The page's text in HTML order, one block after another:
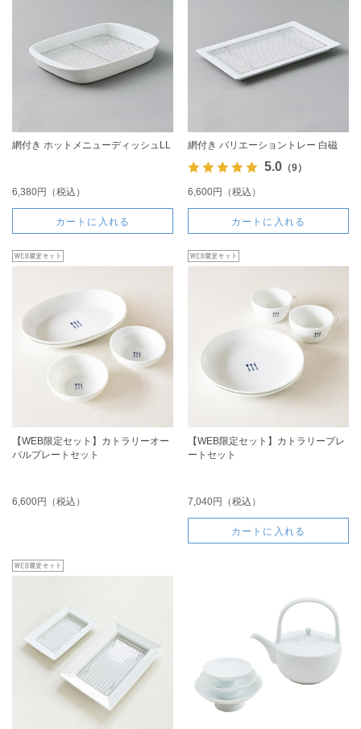
網付き ホットメニューディッシュLL
6,380円（税込）
カートに入れる
網付き バリエーショントレー 白磁
5.0（9）
6,600円（税込）
カートに入れる
【WEB限定セット】カトラリーオー
バルプレートセット
6,600円（税込）
【WEB限定セット】カトラリープレ
ートセット
7,040円（税込）
カートに入れる